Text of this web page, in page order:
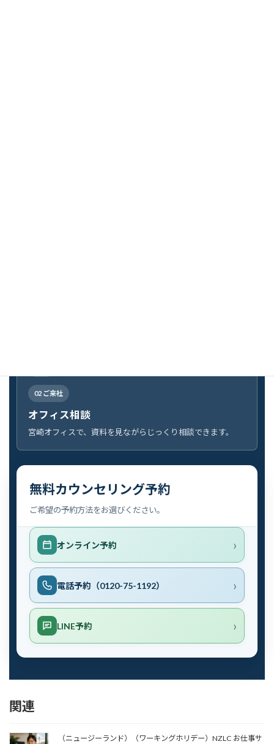
02 ご来社
オフィス相談
宮崎オフィスで、資料を見ながらじっくり相談できます。
無料カウンセリング予約
ご希望の予約方法をお選びください。
オンライン予約
電話予約（0120-75-1192）
LINE予約
関連
（ニュージーランド）（ワーキングホリデー）NZLC お仕事サ